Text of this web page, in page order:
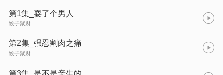
第1集_耍了个男人
饺子聚财
第2集_强忍割肉之痛
饺子聚财
第3集_是不是亲生的